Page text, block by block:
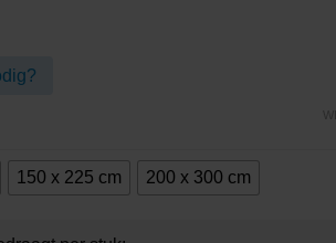
150 x 225 cm 200 x 300 cm